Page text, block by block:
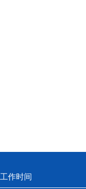
工作时间